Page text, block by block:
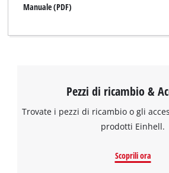
Manuale (PDF)
Pezzi di ricambio &
Trovate i pezzi di ricambio o gli
prodotti Einhell.
Scoprili ora